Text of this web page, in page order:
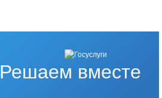
Решаем вместе